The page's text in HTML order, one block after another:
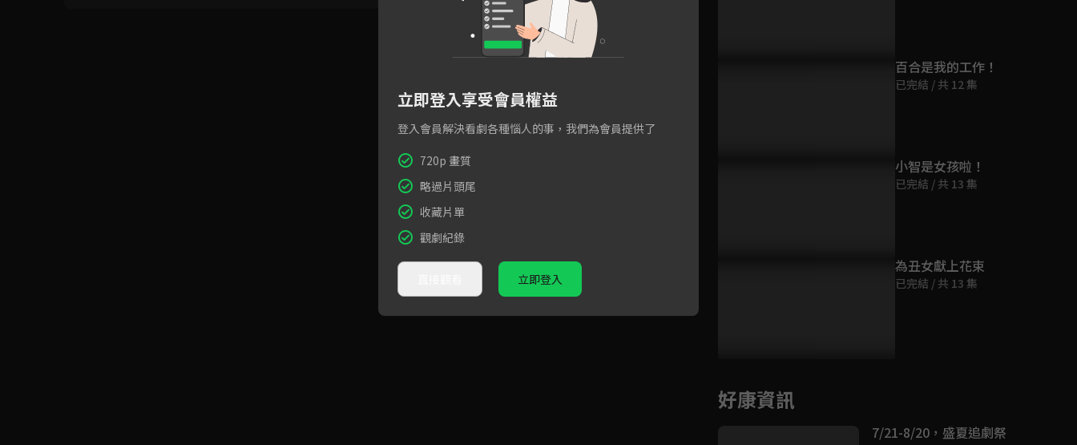
百合是我的工作！
已完結 / 共 12 集
小智是女孩啦！
已完結 / 共 13 集
為丑女獻上花束
已完結 / 共 13 集
好康資訊
7/21-8/20，盛夏追劇祭
立即登入享受會員權益
登入會員解決看劇各種惱人的事，我們為會員提供了
720p 畫質
略過片頭尾
收藏片單
觀劇紀錄
立即登入